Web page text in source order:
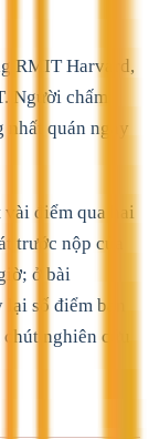
RMIT Harvard,
Người chấm
quán ngay
điểm qua hai
trước nộp của
ở bài
số điểm bạn
nghiên cứu